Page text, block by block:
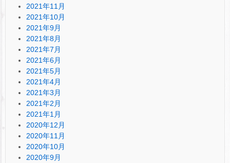
2021年11月
2021年10月
2021年9月
2021年8月
2021年7月
2021年6月
2021年5月
2021年4月
2021年3月
2021年2月
2021年1月
2020年12月
2020年11月
2020年10月
2020年9月